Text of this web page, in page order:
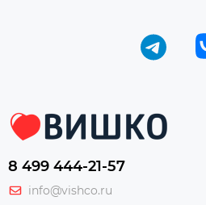
8 499 444-21-57
info@vishco.ru